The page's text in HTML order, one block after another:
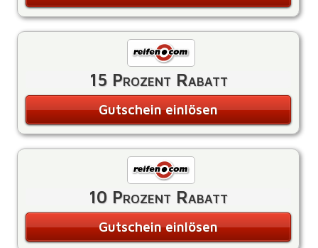
15 Prozent Rabatt
Gutschein einlösen
10 Prozent Rabatt
Gutschein einlösen